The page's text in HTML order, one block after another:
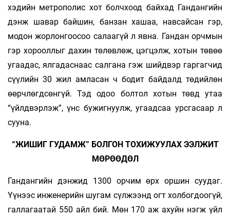
хэдийн метрополис хот болчхоод байхад Гандангийн
дэнж шавар байшин, банзан хашаа, навсайсан гэр,
модон жорлонгоосоо салаагүй л явна. Гандан орчмын
гэр хорооллыг дахин төлөвлөж, цэгцэлж, хотын төвөө
угаадас, ялгадаснаас салгана гэж шийдвэр гаргагчид
сүүлийн 30 жил амласан ч бодит байдалд төдийлөн
өөрчлөгдсөнгүй. Тэд одоо болтол хотын төвд утаа
“үйлдвэрлэж”, үнс бужиг­­­нуулж, угаадсаа урсгасаар л
сууна.
“ЖИШИГ ГУДАМЖ” БОЛГОН ТОХИЖУУЛАХ ЭЭЛЖИТ
МӨРӨӨДӨЛ
Гандангийн дэнжид 1300 орчим өрх оршин суу­даг.
Үүнээс инженерийн шугам сүлжээнд огт холбогдоогүй,
галлагаатай 550 айл бий. Мөн 170 аж ахуйн нэгж үйл